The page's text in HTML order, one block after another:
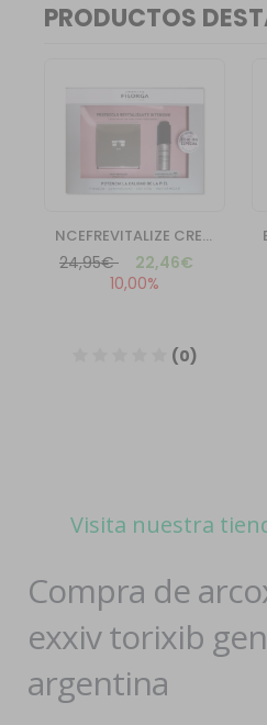
Visita nuestra
Compra de
exxiv torixib
argentina